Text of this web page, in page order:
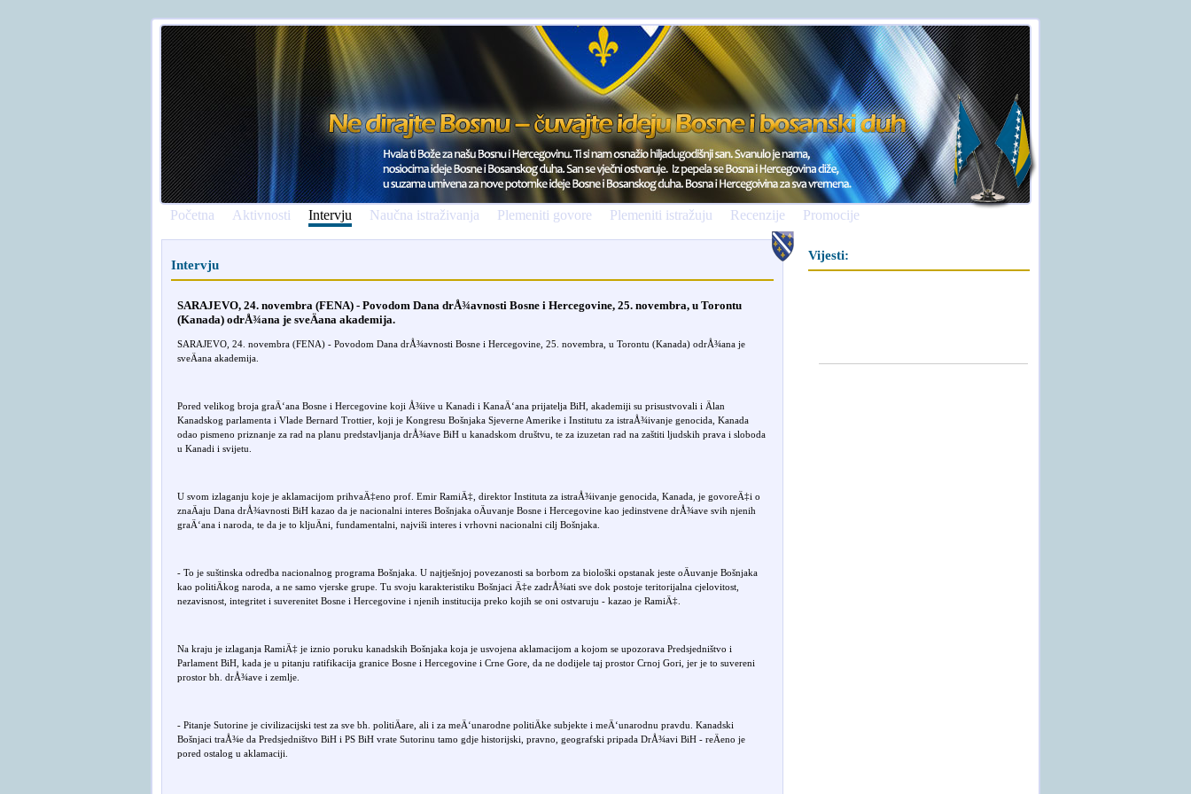
Početna Aktivnosti Intervju Naučna istraživanja Plemeniti govore Plemeniti istražuju Recenzije Promocije
Intervju
SARAJEVO, 24. novembra (FENA) - Povodom Dana drÅ¾avnosti Bosne i Hercegovine, 25. novembra, u Torontu
(Kanada) odrÅ¾ana je sveÄana akademija.
SARAJEVO, 24. novembra (FENA) - Povodom Dana drÅ¾avnosti Bosne i Hercegovine, 25. novembra, u Torontu (Kanada) odrÅ¾ana je
sveÄana akademija.
Pored velikog broja graÄ‘ana Bosne i Hercegovine koji Å¾ive u Kanadi i KanaÄ‘ana prijatelja BiH, akademiji su prisustvovali i Älan
Kanadskog parlamenta i Vlade Bernard Trottier, koji je Kongresu Bošnjaka Sjeverne Amerike i Institutu za istraÅ¾ivanje genocida, Kanada
odao pismeno priznanje za rad na planu predstavljanja drÅ¾ave BiH u kanadskom društvu, te za izuzetan rad na zaštiti ljudskih prava i sloboda
u Kanadi i svijetu.
U svom izlaganju koje je aklamacijom prihvaÄ‡eno prof. Emir RamiÄ‡, direktor Instituta za istraÅ¾ivanje genocida, Kanada, je govoreÄ‡i o
znaÄaju Dana drÅ¾avnosti BiH kazao da je nacionalni interes Bošnjaka oÄuvanje Bosne i Hercegovine kao jedinstvene drÅ¾ave svih njenih
graÄ‘ana i naroda, te da je to kljuÄni, fundamentalni, najviši interes i vrhovni nacionalni cilj Bošnjaka.
- To je suštinska odredba nacionalnog programa Bošnjaka. U najtješnjoj povezanosti sa borbom za biološki opstanak jeste oÄuvanje Bošnjaka
kao politiÄkog naroda, a ne samo vjerske grupe. Tu svoju karakteristiku Bošnjaci Ä‡e zadrÅ¾ati sve dok postoje teritorijalna cjelovitost,
nezavisnost, integritet i suverenitet Bosne i Hercegovine i njenih institucija preko kojih se oni ostvaruju - kazao je RamiÄ‡.
Na kraju je izlaganja RamiÄ‡ je iznio poruku kanadskih Bošnjaka koja je usvojena aklamacijom a kojom se upozorava Predsjedništvo i
Parlament BiH, kada je u pitanju ratifikacija granice Bosne i Hercegovine i Crne Gore, da ne dodijele taj prostor Crnoj Gori, jer je to suvereni
prostor bh. drÅ¾ave i zemlje.
- Pitanje Sutorine je civilizacijski test za sve bh. politiÄare, ali i za meÄ‘unarodne politiÄke subjekte i meÄ‘unarodnu pravdu. Kanadski
Bošnjaci traÅ¾e da Predsjedništvo BiH i PS BiH vrate Sutorinu tamo gdje historijski, pravno, geografski pripada DrÅ¾avi BiH - reÄeno je
pored ostalog u aklamaciji.
Vijesti: